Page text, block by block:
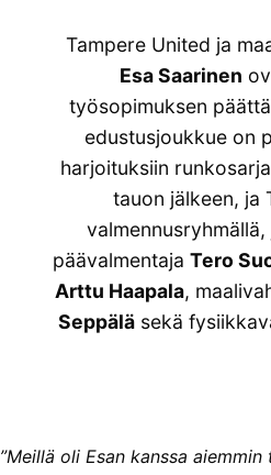
Tampere United ja
Esa Saarinen
työsopimuksen
edustusjoukkue on
harjoituksiin
tauon jälkeen, ja
valmennusryhmällä,
päävalmentaja Tero
Arttu Haapala,
Seppäläsekä
”Meillä oli Esan kanssa